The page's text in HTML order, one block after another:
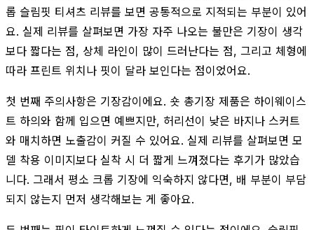
롭 슬림핏 티셔츠 리뷰를 보면 공통적으로 지적되는 부분이 있어
요. 실제 리뷰를 살펴보면 가장 자주 나오는 불만은 기장이 생각
보다 짧다는 점, 상체 라인이 많이 드러난다는 점, 그리고 체형에
따라 프린트 위치나 핏이 달라 보인다는 점이었어요.
첫 번째 주의사항은 기장감이에요. 숏 총기장 제품은 하이웨이스
트 하의와 함께 입으면 예쁘지만, 허리선이 낮은 바지나 스커트
와 매치하면 노출감이 커질 수 있어요. 실제 리뷰를 살펴보면 모
델 착용 이미지보다 실착 시 더 짧게 느껴졌다는 후기가 많았습
니다. 그래서 평소 크롭 기장에 익숙하지 않다면, 배 부분이 부담
되지 않는지 먼저 생각해보는 게 좋아요.